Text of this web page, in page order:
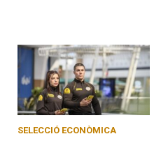
SELECCIÓ ECONÒMICA